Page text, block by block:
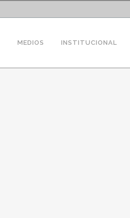
MEDIOS INSTITUCIONAL